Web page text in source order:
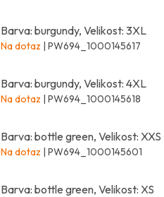
Barva: burgundy, Velikost: 3XL
Na dotaz | PW694_1000145617
Barva: burgundy, Velikost: 4XL
Na dotaz | PW694_1000145618
Barva: bottle green, Velikost: XXS
Na dotaz | PW694_1000145601
Barva: bottle green, Velikost: XS